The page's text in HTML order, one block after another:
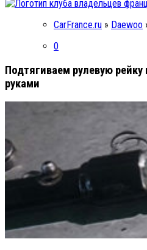
CarFrance.ru » Daewoo
0
Подтягиваем рулевую
руками